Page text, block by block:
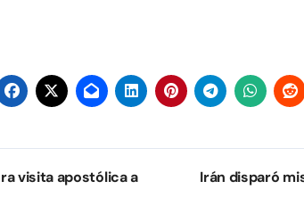
visita apostólica a
Irán disparó